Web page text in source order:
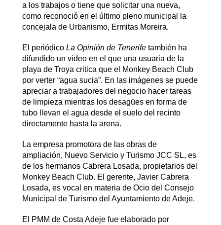
a los trabajos o tiene que solicitar una nueva,
como reconoció en el último pleno municipal la
concejala de Urbanismo, Ermitas Moreira.
El periódico La Opinión de Tenerife también ha
difundido un vídeo en el que una usuaria de la
playa de Troya critica que el Monkey Beach Club
por verter “agua sucia”. En las imágenes se puede
apreciar a trabajadores del negocio hacer tareas
de limpieza mientras los desagües en forma de
tubo llevan el agua desde el suelo del recinto
directamente hasta la arena.
La empresa promotora de las obras de
ampliación, Nuevo Servicio y Turismo JCC SL, es
de los hermanos Cabrera Losada, propietarios del
Monkey Beach Club. El gerente, Javier Cabrera
Losada, es vocal en materia de Ocio del Consejo
Municipal de Turismo del Ayuntamiento de Adeje.
El PMM de Costa Adeje fue elaborado por